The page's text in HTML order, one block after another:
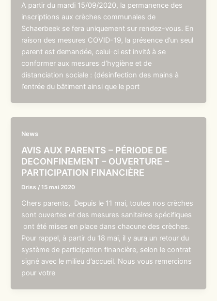
A partir du mardi 15/09/2020, la permanence des
inscriptions aux crèches communales de
Schaerbeek se fera uniquement sur rendez-vous. En
raison des mesures COVID-19, la présence d’un seul
parent est demandée, celui-ci est invité à se
conformer aux mesures d’hygiène et de
distanciation sociale : (désinfection des mains à
l’entrée du bâtiment ainsi que le port
News
AVIS AUX PARENTS – PÉRIODE DE
DECONFINEMENT – OUVERTURE –
PARTICIPATION FINANCIÈRE
Driss /15 mai 2020
Chers parents, Depuis le 11 mai, toutes nos crèches
sont ouvertes et des mesures sanitaires spécifiques
ont été mises en place dans chacune des crèches.
Pour rappel, à partir du 18 mai, il y aura un retour du
système de participation financière, selon le contrat
signé avec le milieu d’accueil. Nous vous remercions
pour votre